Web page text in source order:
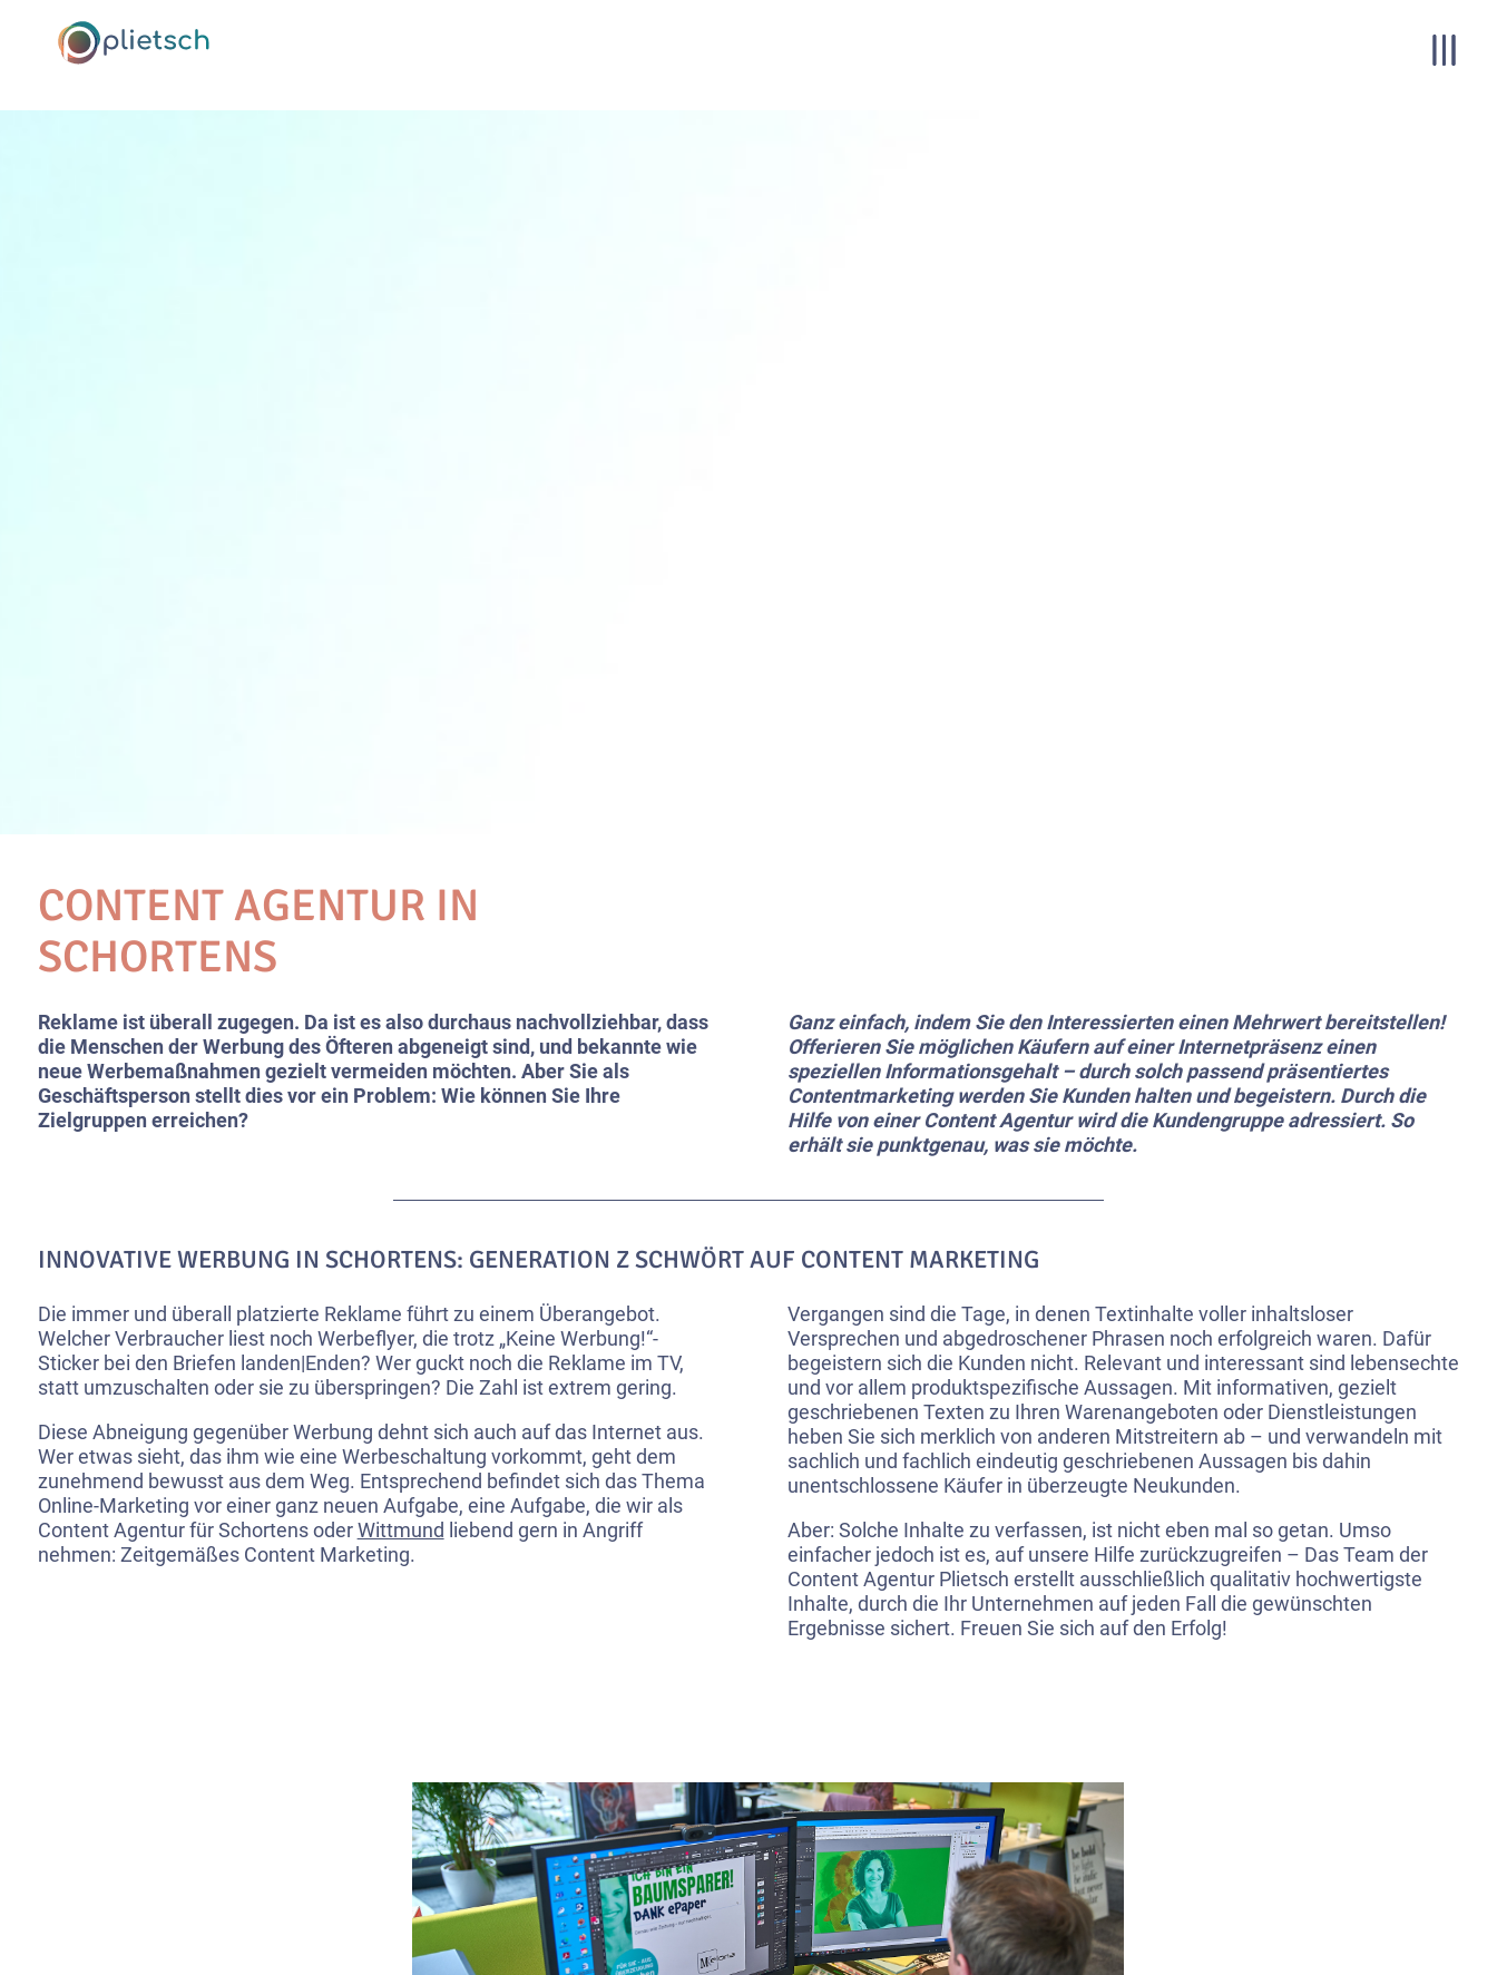
CONTENT AGENTUR IN
SCHORTENS
Reklame ist überall zugegen. Da ist es also durchaus nachvollziehbar, dass
die Menschen der Werbung des Öfteren abgeneigt sind, und bekannte wie
neue Werbemaßnahmen gezielt vermeiden möchten. Aber Sie als
Geschäftsperson stellt dies vor ein Problem: Wie können Sie Ihre
Zielgruppen erreichen?
Ganz einfach, indem Sie den Interessierten einen Mehrwert bereitstellen!
Offerieren Sie möglichen Käufern auf einer Internetpräsenz einen
speziellen Informationsgehalt – durch solch passend präsentiertes
Contentmarketing werden Sie Kunden halten und begeistern. Durch die
Hilfe von einer Content Agentur wird die Kundengruppe adressiert. So
erhält sie punktgenau, was sie möchte.
INNOVATIVE WERBUNG IN SCHORTENS: GENERATION Z SCHWÖRT AUF CONTENT MARKETING
Die immer und überall platzierte Reklame führt zu einem Überangebot.
Welcher Verbraucher liest noch Werbeflyer, die trotz „Keine Werbung!“-
Sticker bei den Briefen landen|Enden? Wer guckt noch die Reklame im TV,
statt umzuschalten oder sie zu überspringen? Die Zahl ist extrem gering.
Diese Abneigung gegenüber Werbung dehnt sich auch auf das Internet aus.
Wer etwas sieht, das ihm wie eine Werbeschaltung vorkommt, geht dem
zunehmend bewusst aus dem Weg. Entsprechend befindet sich das Thema
Online-Marketing vor einer ganz neuen Aufgabe, eine Aufgabe, die wir als
Content Agentur für Schortens oderWittmund liebend gern in Angriff
nehmen: Zeitgemäßes Content Marketing.
Vergangen sind die Tage, in denen Textinhalte voller inhaltsloser
Versprechen und abgedroschener Phrasen noch erfolgreich waren. Dafür
begeistern sich die Kunden nicht. Relevant und interessant sind lebensechte
und vor allem produktspezifische Aussagen. Mit informativen, gezielt
geschriebenen Texten zu Ihren Warenangeboten oder Dienstleistungen
heben Sie sich merklich von anderen Mitstreitern ab – und verwandeln mit
sachlich und fachlich eindeutig geschriebenen Aussagen bis dahin
unentschlossene Käufer in überzeugte Neukunden.
Aber: Solche Inhalte zu verfassen, ist nicht eben mal so getan. Umso
einfacher jedoch ist es, auf unsere Hilfe zurückzugreifen – Das Team der
Content Agentur Plietsch erstellt ausschließlich qualitativ hochwertigste
Inhalte, durch die Ihr Unternehmen auf jeden Fall die gewünschten
Ergebnisse sichert. Freuen Sie sich auf den Erfolg!